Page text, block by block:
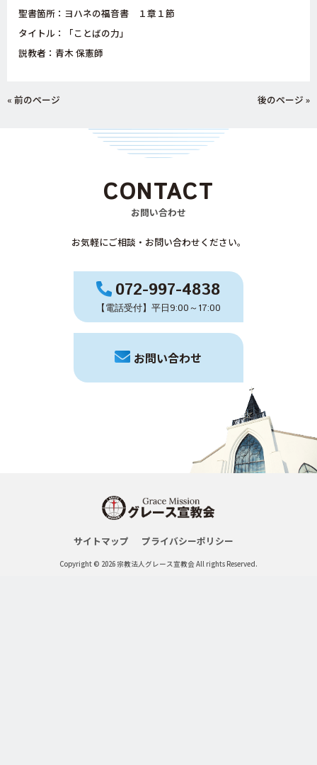
聖書箇所：ヨハネの福音書 １章１節
タイトル：「ことばの力」
説教者：青木 保憲師
« 前のページ 後のページ »
CONTACT
お問い合わせ
お気軽にご相談・お問い合わせください。
072-997-4838
【電話受付】平日9:00～17:00
お問い合わせ
サイトマップ プライバシーポリシー
Copyright © 2026 宗教法人グレース宣教会 All rights Reserved.